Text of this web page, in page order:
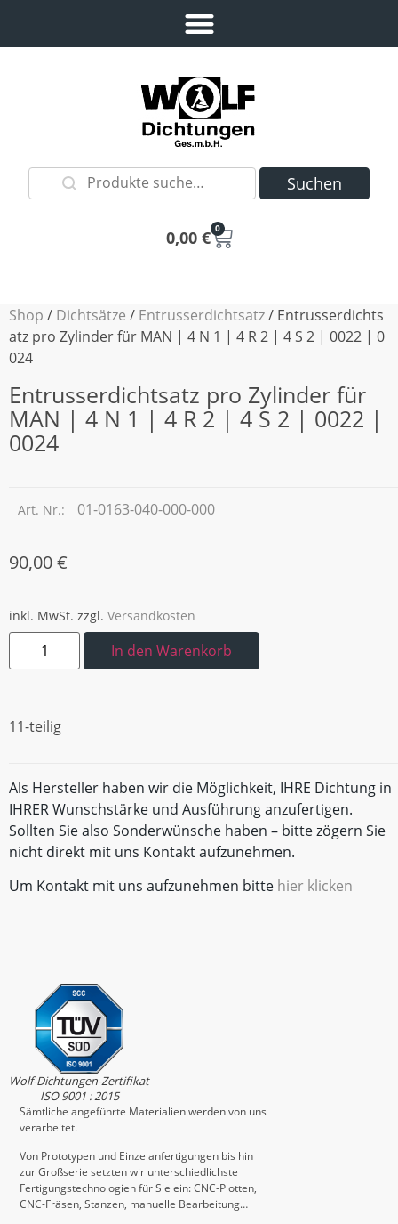
Suchen
0,00 € 0
Shop / Dichtsätze / Entrusserdichtsatz/ Entrusserdichts
atz pro Zylinder für MAN | 4 N 1 | 4 R 2 | 4 S 2 | 0022 | 0
024
Entrusserdichtsatz pro Zylinder für
MAN | 4 N 1 | 4 R 2 | 4 S 2 | 0022 |
0024
Art. Nr.: 01-0163-040-000-000
90,00€
inkl. MwSt. zzgl. Versandkosten
In den Warenkorb
11-teilig
Als Hersteller haben wir die Möglichkeit, IHRE Dichtung in
IHRER Wunschstärke und Ausführung anzufertigen.
Sollten Sie also Sonderwünsche haben – bitte zögern Sie
nicht direkt mit uns Kontakt aufzunehmen.
Um Kontakt mit uns aufzunehmen bitte hier klicken
Wolf-Dichtungen-Zertifikat
ISO 9001 : 2015
Sämtliche angeführte Materialien werden von uns
verarbeitet.
Von Prototypen und Einzelanfertigungen bis hin
zur Großserie setzten wir unterschiedlichste
Fertigungstechnologien für Sie ein: CNC-Plotten,
CNC-Fräsen, Stanzen, manuelle Bearbeitung…